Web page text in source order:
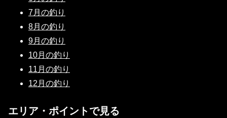
7月の釣り
8月の釣り
9月の釣り
10月の釣り
11月の釣り
12月の釣り
エリア・ポイントで見る